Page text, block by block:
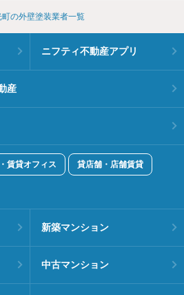
町の外壁塗装業者一覧
ニフティ不動産アプリ
産
賃貸オフィス 貸店舗・店舗賃貸
新築マンション
中古マンション